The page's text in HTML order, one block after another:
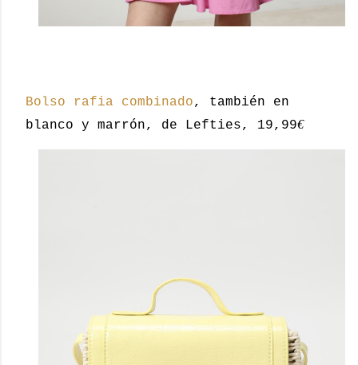
Bolso rafia combinado, también en
blanco y marrón, de Lefties, 19,99€